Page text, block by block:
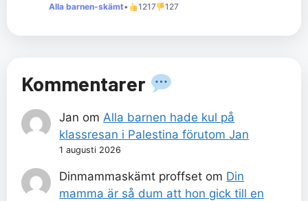
Alla barnen-skämt• 1217 127
Kommentarer
Jan om Alla barnen hade kul på
klassresan i Palestina förutom Jan
1 augusti 2026
Dinmammaskämt proffset om Din
mamma är så dum att hon gick till en